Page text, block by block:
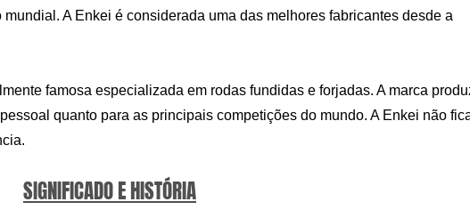
A Enkei é considerada uma das melhores fabricantes desde a
famosa especializada em rodas fundidas e forjadas. A marca
quanto para as principais competições do mundo. A Enkei não
SIGNIFICADO E HISTÓRIA